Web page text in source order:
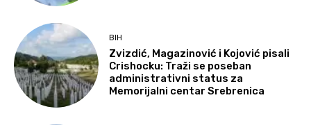
BIH
Zvizdić, Magazinović i Kojović pisali
Crishocku: Traži se poseban
administrativni status za
Memorijalni centar Srebrenica